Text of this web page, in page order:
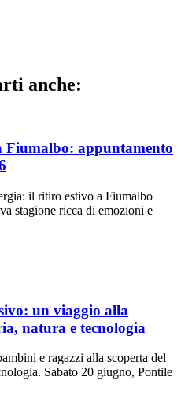
anche:
Fiumalbo: appuntamento
il ritiro estivo a Fiumalbo
stagione ricca di emozioni e
un viaggio alla
natura e tecnologia
e ragazzi alla scoperta del
Sabato 20 giugno, Pontile